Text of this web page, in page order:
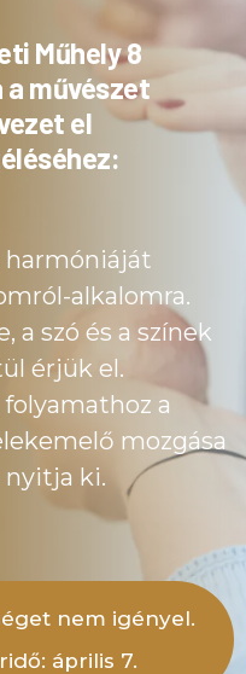
Műhely 8
a művészet
el
harmóniáját
alkalomra.
a szó és a színek
érjük el.
a
mozgása
nyitja ki.
nem igényel.
április 7.